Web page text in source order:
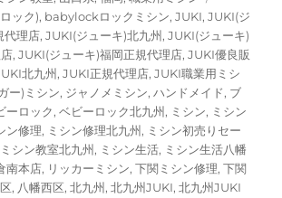
グ
ック), babylockロックミシン,JUKI,JUKI(ジ
代理店,JUKI(ジューキ)北九州,JUKI(ジューキ)
,JUKI(ジューキ)福岡正規代理店,JUKI優良販
北九州,JUKI正規代理店,JUKI職業用ミシ
ー)ミシン, ジャノメミシン,ハンドメイド, ブ
ーロック,ベビーロック北九州, ミシン, ミシン
ン修理, ミシン修理北九州, ミシン初売りセー
ミシン教室北九州, ミシン生活, ミシン生活八幡
南本店, リッカーミシン,下関ミシン修理,下関
, 八幡西区,北九州,北九州JUKI,北九州JUKI